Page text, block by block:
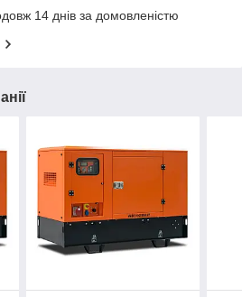
14 днів за домовленістю